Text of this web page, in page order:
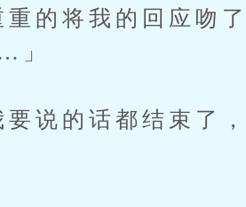
的将我的回应吻
」
的话都结束了，